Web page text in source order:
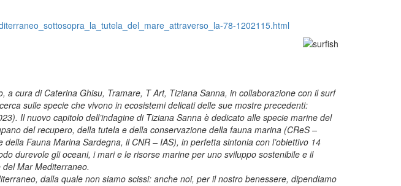
78-1202115.html
a cura di Caterina Ghisu, Tramare, T Art, Tiziana Sanna, in collaborazione con il surf
sulle specie che vivono in ecosistemi delicati delle sue mostre precedenti:
Il nuovo capitolo dell’indagine di Tiziana Sanna è dedicato alle specie marine del
del recupero, della tutela e della conservazione della fauna marina (CReS –
Fauna Marina Sardegna, il CNR – IAS), in perfetta sintonia con l’obiettivo 14
durevole gli oceani, i mari e le risorse marine per uno sviluppo sostenibile e il
Mar Mediterraneo.
dalla quale non siamo scissi: anche noi, per il nostro benessere, dipendiamo